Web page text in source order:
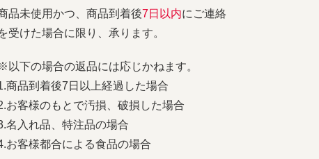
品未使用かつ、商品到着後7日以内にご連絡
受けた場合に限り、承ります。
以下の場合の返品には応じかねます。
商品到着後7日以上経過した場合
お客様のもとで汚損、破損した場合
名入れ品、特注品の場合
お客様都合による食品の場合